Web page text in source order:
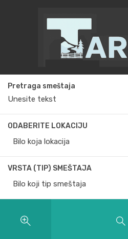
Pretraga smeštaja
ODABERITE LOKACIJU
Bilo koja lokacija
VRSTA (TIP) SMEŠTAJA
Bilo koji tip smeštaja